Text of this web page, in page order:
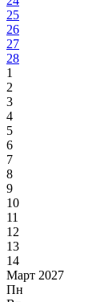
25
26
27
28
1
2
3
4
5
6
7
8
9
10
11
12
13
14
Март 2027
Пн